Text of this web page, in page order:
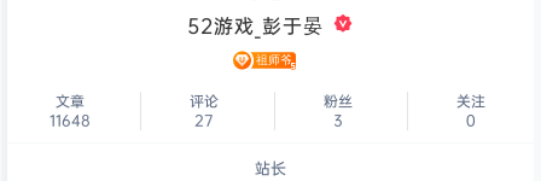
52游戏_彭于晏
文章
11648
评论
27
粉丝
3
关注
0
站长